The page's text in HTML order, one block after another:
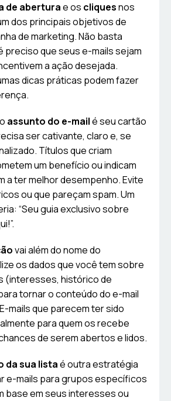
de aberturae os cliquesnos
dos principais objetivos de
de marketing. Não basta
preciso que seus e-mails sejam
a ação desejada.
dicas práticas podem fazer
assunto do e-mailé seu cartão
ser cativante, claro e, se
Títulos que criam
um benefício ou indicam
a ter melhor desempenho. Evite
ou que pareçam spam. Um
“Seu guia exclusivo sobre
vai além do nome do
os dados que você tem sobre
(interesses, histórico de
tornar o conteúdo do e-mail
mails que parecem ter sido
para quem os recebe
de serem abertos e lidos.
da sua listaé outra estratégia
e-mails para grupos específicos
base em seus interesses ou